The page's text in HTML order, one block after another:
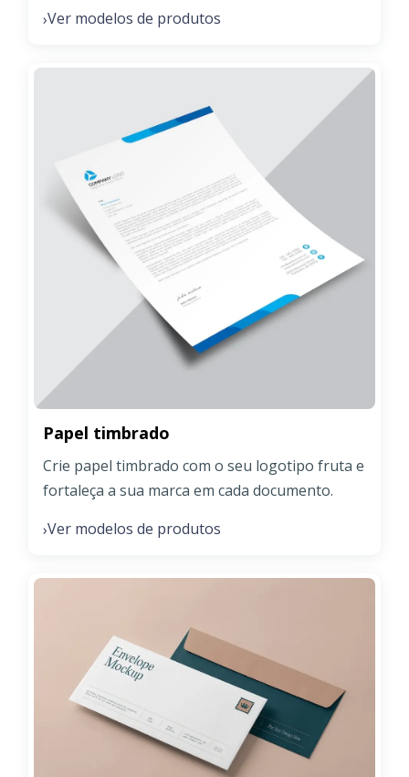
›Ver modelos de produtos
Papel timbrado
Crie papel timbrado com o seu logotipo fruta e
fortaleça a sua marca em cada documento.
›Ver modelos de produtos